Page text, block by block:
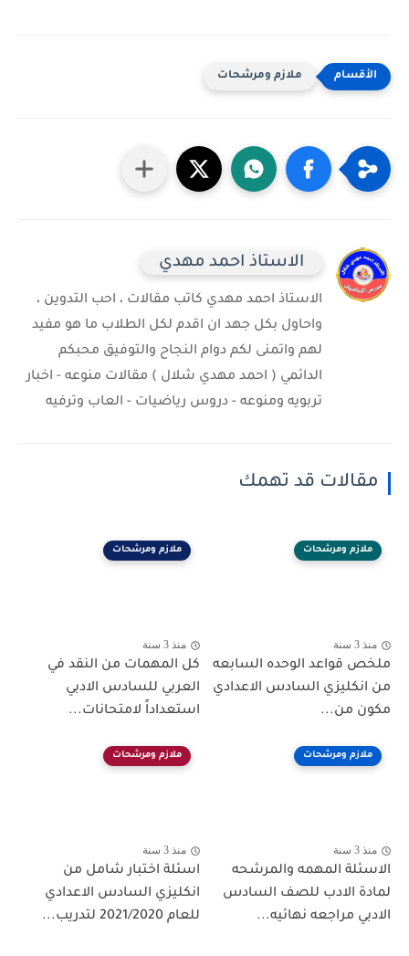
ملازم ومرشحات
الاستاذ احمد مهدي
الاستاذ احمد مهدي كاتب مقالات ، احب التدوين ،
واحاول بكل جهد ان اقدم لكل الطلاب ما هو مفيد
لهم واتمنى لكم دوام النجاح والتوفيق محبكم
الدائمي ( احمد مهدي شلال ) مقالات منوعه - اخبار
تربويه ومنوعه - دروس رياضيات - العاب وترفيه
مقالات قد تهمك
ملازم ومرشحات
منذ 3 سنة
ملخص قواعد الوحده السابعه
من انكليزي السادس الاعدادي
مكون من...
ملازم ومرشحات
منذ 3 سنة
كل المهمات من النقد في
العربي للسادس الادبي
استعداداً لامتحانات...
ملازم ومرشحات
منذ 3 سنة
الاسئلة المهمه والمرشحه
لمادة الادب للصف السادس
الادبي مراجعه نهائيه...
ملازم ومرشحات
منذ 3 سنة
اسئلة اختبار شامل من
انكليزي السادس الاعدادي
للعام 2021/2020 لتدريب...